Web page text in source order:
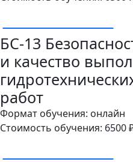
БС-13
и качество
работ
Формат обучения: онлайн
Стоимость обучения: 6500